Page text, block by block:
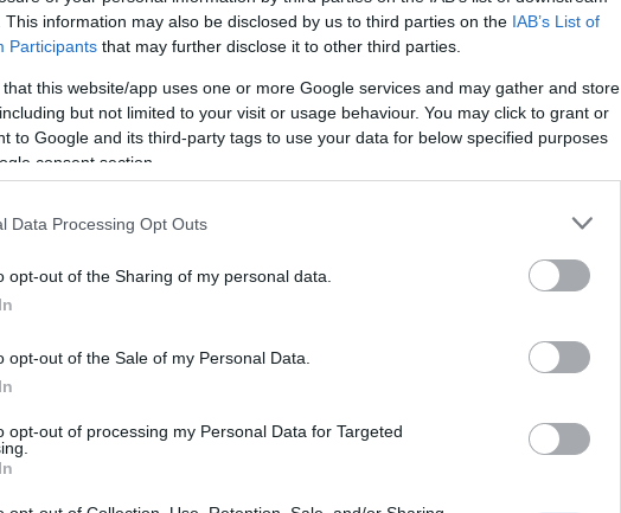
This information may also be disclosed by us to third parties on the IAB’s List of
Participants that may further disclose it to other third parties.
that this website/app uses one or more Google services and may gather and store
but not limited to your visit or usage behaviour. You may click to grant or
to Google and its third-party tags to use your data for below specified purposes
consent section.
Data Processing Opt Outs
opt-out of the Sharing of my personal data.
opt-out of the Sale of my Personal Data.
opt-out of processing my Personal Data for Targeted
πλοηγό για την επόμενη φορά που θα σχολιάσω.